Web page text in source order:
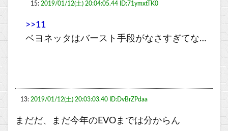
15: 2019/01/12(土) 20:04:05.44 ID:71ymxtTK0
>>11
ベヨネッタはバースト手段がなさすぎてな…
13: 2019/01/12(土) 20:03:03.40 ID:DvBrZPdaa
まだだ、まだ今年のEVOまでは分からん